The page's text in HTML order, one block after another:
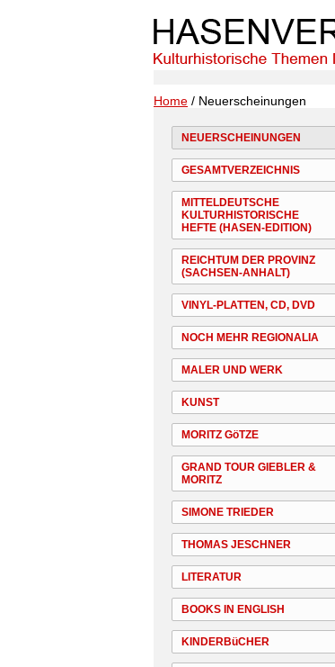
Home / Neuerscheinungen
NEUERSCHEINUNGEN
GESAMTVERZEICHNIS
MITTELDEUTSCHE
KULTURHISTORISCHE
HEFTE (HASEN-EDITION)
REICHTUM DER PROVINZ
(SACHSEN-ANHALT)
VINYL-PLATTEN, CD, DVD
NOCH MEHR REGIONALIA
MALER UND WERK
KUNST
MORITZ GöTZE
GRAND TOUR GIEBLER &
MORITZ
SIMONE TRIEDER
THOMAS JESCHNER
LITERATUR
BOOKS IN ENGLISH
KINDERBüCHER